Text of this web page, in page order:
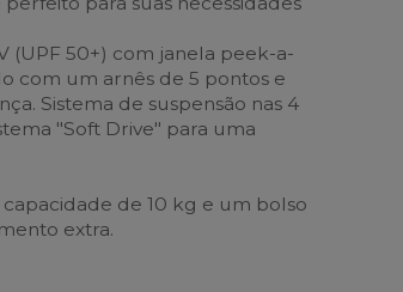
(UPF 50+) com janela peek-a-
com um arnês de 5 pontos e
Sistema de suspensão nas 4
"Soft Drive" para uma
de 10 kg e um bolso
extra.